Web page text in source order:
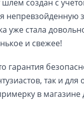
создан с
непревзойденную
уже стала
и свежее!
гарантия
так и
в магазине